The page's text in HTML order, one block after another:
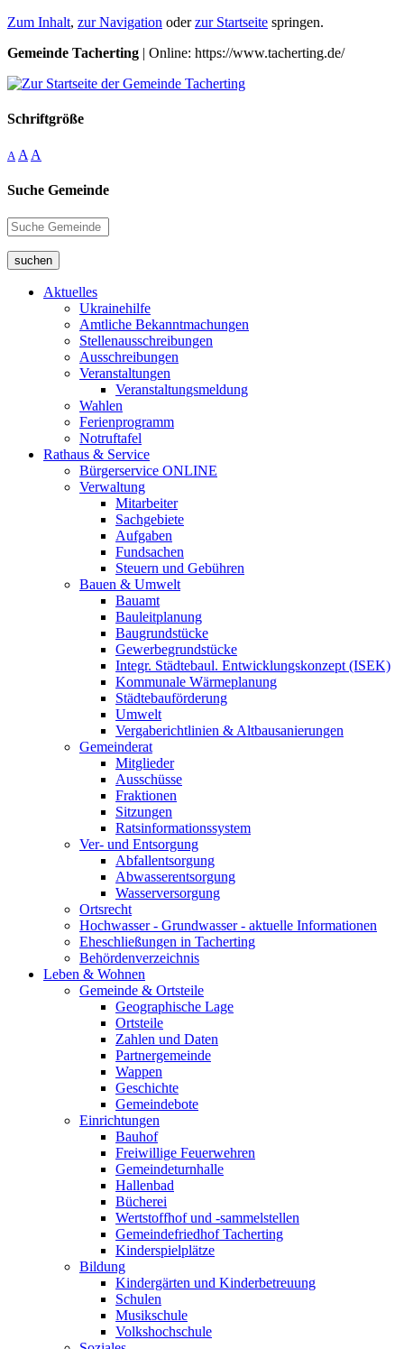
Zum Inhalt, zur Navigation oderzur Startseite springen.
Gemeinde Tacherting | Online: https://www.tacherting.de/
Schriftgröße
A A A
Suche Gemeinde
suchen
Aktuelles
Ukrainehilfe
Amtliche Bekanntmachungen
Stellenausschreibungen
Ausschreibungen
Veranstaltungen
Veranstaltungsmeldung
Wahlen
Ferienprogramm
Notruftafel
Rathaus & Service
Bürgerservice ONLINE
Verwaltung
Mitarbeiter
Sachgebiete
Aufgaben
Fundsachen
Steuern und Gebühren
Bauen & Umwelt
Bauamt
Bauleitplanung
Baugrundstücke
Gewerbegrundstücke
Integr. Städtebaul. Entwicklungskonzept (ISEK)
Kommunale Wärmeplanung
Städtebauförderung
Umwelt
Vergaberichtlinien & Altbausanierungen
Gemeinderat
Mitglieder
Ausschüsse
Fraktionen
Sitzungen
Ratsinformationssystem
Ver- und Entsorgung
Abfallentsorgung
Abwasserentsorgung
Wasserversorgung
Ortsrecht
Hochwasser - Grundwasser - aktuelle Informationen
Eheschließungen in Tacherting
Behördenverzeichnis
Leben & Wohnen
Gemeinde & Ortsteile
Geographische Lage
Ortsteile
Zahlen und Daten
Partnergemeinde
Wappen
Geschichte
Gemeindebote
Einrichtungen
Bauhof
Freiwillige Feuerwehren
Gemeindeturnhalle
Hallenbad
Bücherei
Wertstoffhof und -sammelstellen
Gemeindefriedhof Tacherting
Kinderspielplätze
Bildung
Kindergärten und Kinderbetreuung
Schulen
Musikschule
Volkshochschule